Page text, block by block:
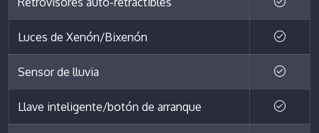
Luces de Xenón/Bixenón
Sensor de lluvia
Llave inteligente/botón de arranque